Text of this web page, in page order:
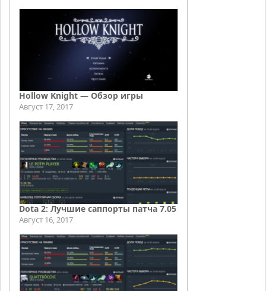
Hollow Knight — Обзор игры
Август 17, 2017
Dota 2: Лучшие саппорты патча 7.05
Август 16, 2017